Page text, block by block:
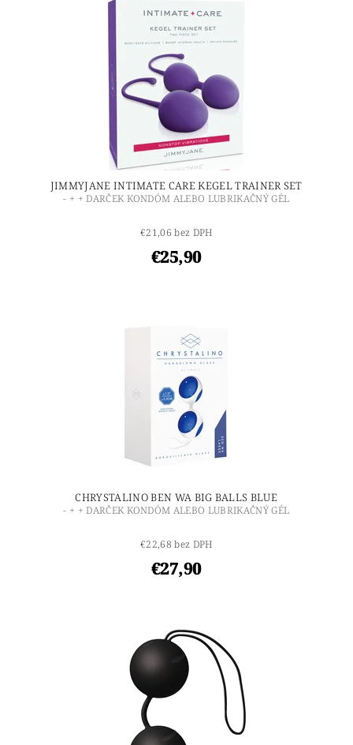
JIMMYJANE INTIMATE CARE KEGEL TRAINER SET
- + + DARČEK KONDÓM ALEBO LUBRIKAČNÝ GÉL
€21,06 bez DPH
€25,90
CHRYSTALINO BEN WA BIG BALLS BLUE
- + + DARČEK KONDÓM ALEBO LUBRIKAČNÝ GÉL
€22,68 bez DPH
€27,90